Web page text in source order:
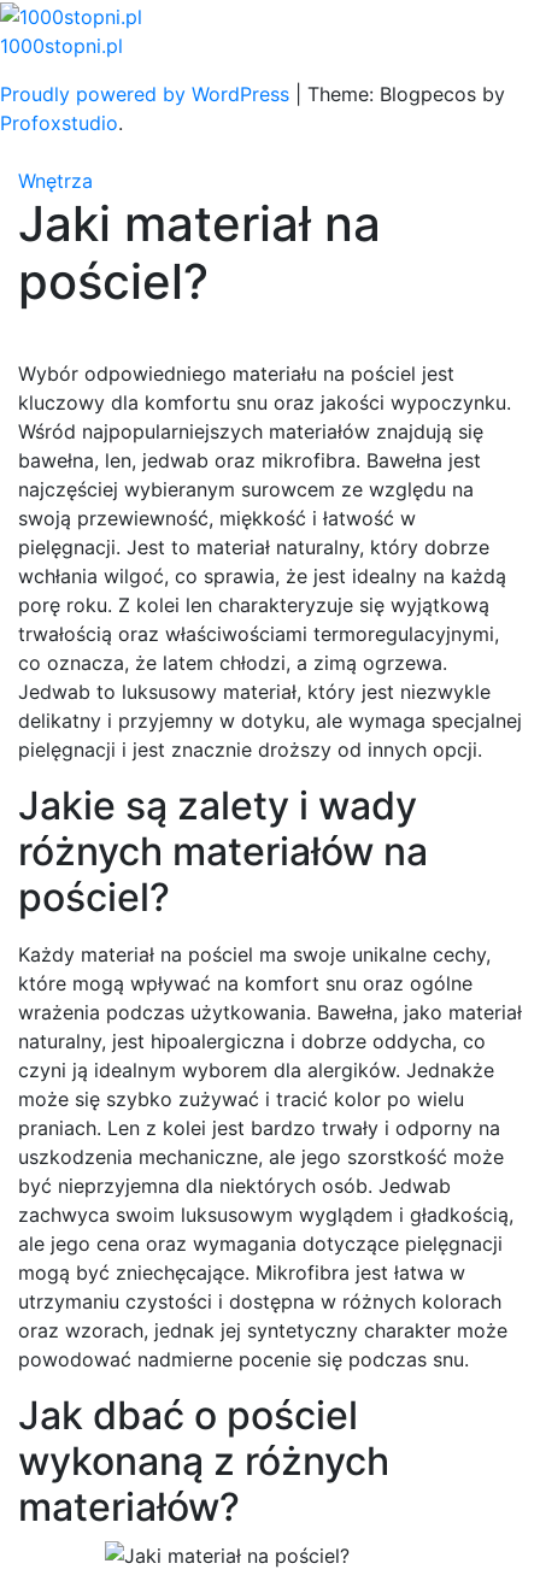
Skip
to
1000stopni.pl
Proudly powered by WordPress
Theme: Blogpecos by
Profoxstudio.
Wnętrza
Jaki materiał na
pościel?
Wybór odpowiedniego materiału na pościel jest
kluczowy dla komfortu snu oraz jakości wypoczynku.
Wśród najpopularniejszych materiałów znajdują się
bawełna, len, jedwab oraz mikrofibra. Bawełna jest
najczęściej wybieranym surowcem ze względu na
swoją przewiewność, miękkość i łatwość w
pielęgnacji. Jest to materiał naturalny, który dobrze
wchłania wilgoć, co sprawia, że jest idealny na każdą
porę roku. Z kolei len charakteryzuje się wyjątkową
trwałością oraz właściwościami termoregulacyjnymi,
co oznacza, że latem chłodzi, a zimą ogrzewa.
Jedwab to luksusowy materiał, który jest niezwykle
delikatny i przyjemny w dotyku, ale wymaga specjalnej
pielęgnacji i jest znacznie droższy od innych opcji.
Jakie są zalety i wady
różnych materiałów na
pościel?
Każdy materiał na pościel ma swoje unikalne cechy,
które mogą wpływać na komfort snu oraz ogólne
wrażenia podczas użytkowania. Bawełna, jako materiał
naturalny, jest hipoalergiczna i dobrze oddycha, co
czyni ją idealnym wyborem dla alergików. Jednakże
może się szybko zużywać i tracić kolor po wielu
praniach. Len z kolei jest bardzo trwały i odporny na
uszkodzenia mechaniczne, ale jego szorstkość może
być nieprzyjemna dla niektórych osób. Jedwab
zachwyca swoim luksusowym wyglądem i gładkością,
ale jego cena oraz wymagania dotyczące pielęgnacji
mogą być zniechęcające. Mikrofibra jest łatwa w
utrzymaniu czystości i dostępna w różnych kolorach
oraz wzorach, jednak jej syntetyczny charakter może
powodować nadmierne pocenie się podczas snu.
Jak dbać o pościel
wykonaną z różnych
materiałów?